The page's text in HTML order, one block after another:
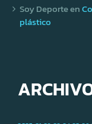
Soy Deporteen
plástico